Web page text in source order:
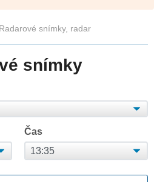
Radarové snímky, radar
snímky
Čas